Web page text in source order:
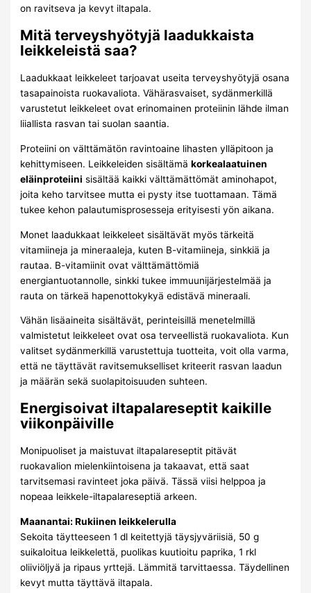
on ravitseva ja kevyt iltapala.
Mitä terveyshyötyjä laadukkaista
leikkeleistä saa?
Laadukkaat leikkeleet tarjoavat useita terveyshyötyjä osana
tasapainoista ruokavaliota. Vähärasvaiset, sydänmerkillä
varustetut leikkeleet ovat erinomainen proteiinin lähde ilman
liiallista rasvan tai suolan saantia.
Proteiini on välttämätön ravintoaine lihasten ylläpitoon ja
kehittymiseen. Leikkeleiden sisältämäkorkealaatuinen
eläinproteiini sisältää kaikki välttämättömät aminohapot,
joita keho tarvitsee mutta ei pysty itse tuottamaan. Tämä
tukee kehon palautumisprosesseja erityisesti yön aikana.
Monet laadukkaat leikkeleet sisältävät myös tärkeitä
vitamiineja ja mineraaleja, kuten B-vitamiineja, sinkkiä ja
rautaa. B-vitamiinit ovat välttämättömiä
energiantuotannolle, sinkki tukee immuunijärjestelmää ja
rauta on tärkeä hapenottokykyä edistävä mineraali.
Vähän lisäaineita sisältävät, perinteisillä menetelmillä
valmistetut leikkeleet ovat osa terveellistä ruokavaliota. Kun
valitset sydänmerkillä varustettuja tuotteita, voit olla varma,
että ne täyttävät ravitsemukselliset kriteerit rasvan laadun
ja määrän sekä suolapitoisuuden suhteen.
Energisoivat iltapalareseptit kaikille
viikonpäiville
Monipuoliset ja maistuvat iltapalareseptit pitävät
ruokavalion mielenkiintoisena ja takaavat, että saat
tarvitsemasi ravinteet joka päivä. Tässä viisi helppoa ja
nopeaa leikkele-iltapalareseptiä arkeen.
Maanantai: Rukiinen leikkelerulla
Sekoita täytteeseen 1 dl keitettyjä täysjyväriisiä, 50 g
suikaloitua leikkelettä, puolikas kuutioitu paprika, 1 rkl
oliiviöljyä ja ripaus yrttejä. Lämmitä tarvittaessa. Täydellinen
kevyt mutta täyttävä iltapala.